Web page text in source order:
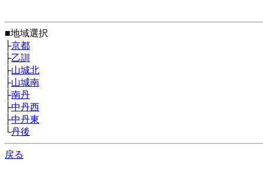
■地域選択
├京都
├乙訓
├山城北
├山城南
├南丹
├中丹西
├中丹東
└丹後
戻る